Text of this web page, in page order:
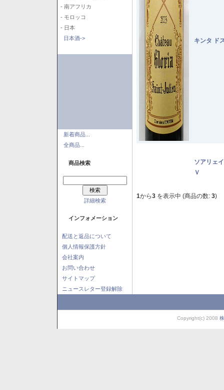
- 南アフリカ
- モロッコ
- 日本
日本酒->
新着商品...
全商品...
商品検索
詳細検索
インフォメーション
配送と返品について
個人情報保護方針
会社案内
お問い合わせ
サイトマップ
ニュースレター登録解除
キンタ ド
ソアリェ
Ｖ
1から3 を表示中 (商品の数: 3)
Copyright(c) 2008